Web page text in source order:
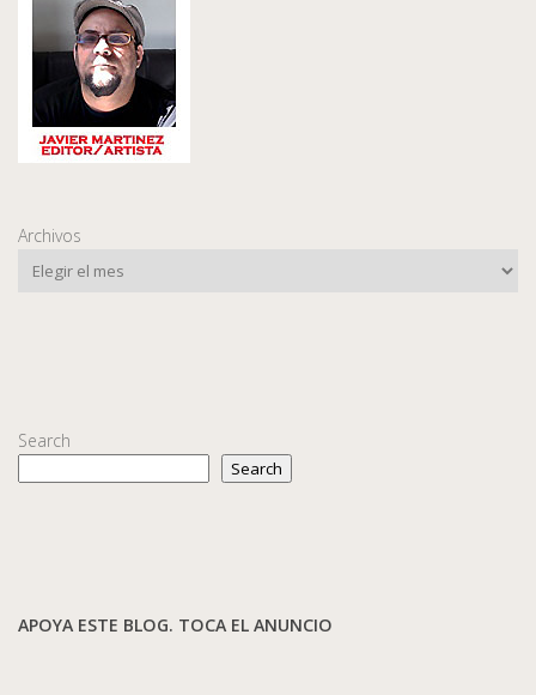
Archivos
Search
Search
APOYA ESTE BLOG. TOCA EL ANUNCIO